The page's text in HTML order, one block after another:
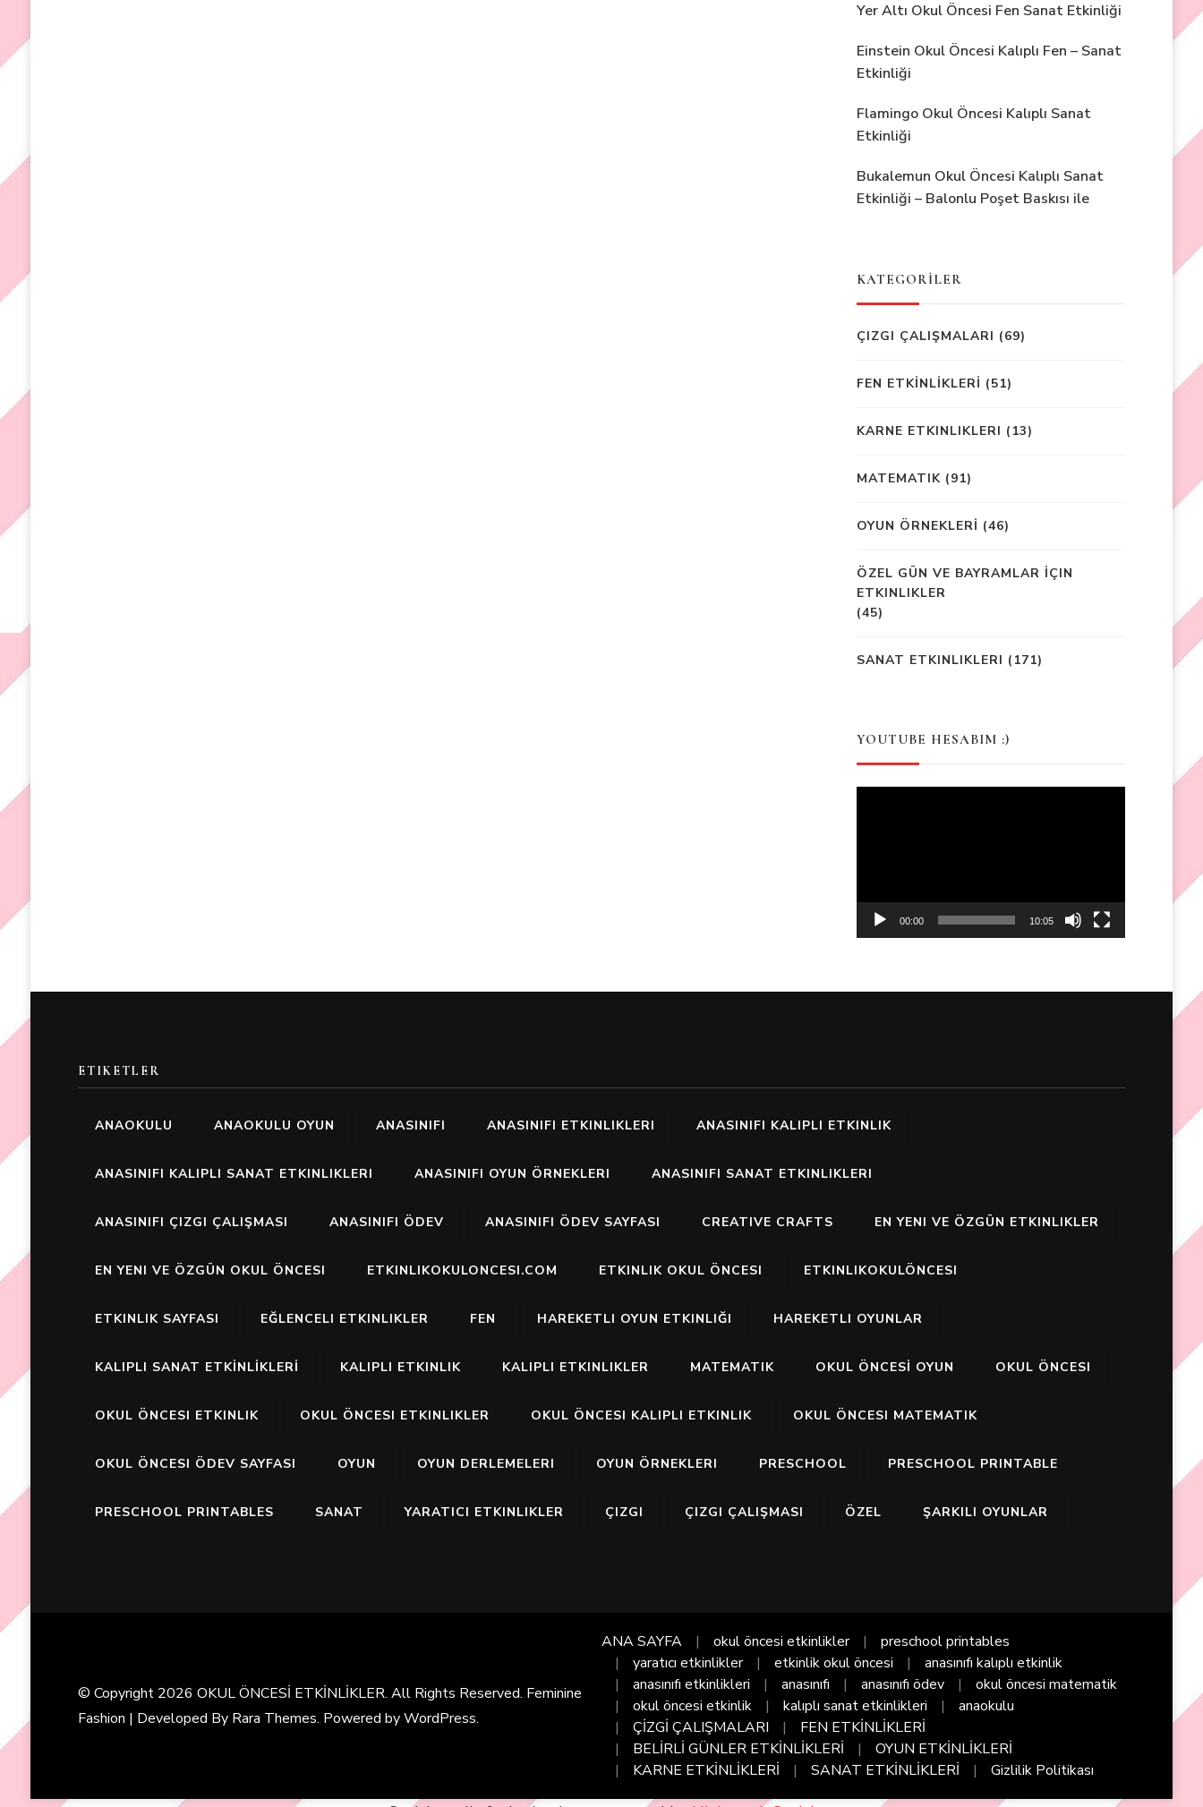
Yer Altı Okul Öncesi Fen Sanat Etkinliği
Einstein Okul Öncesi Kalıplı Fen – Sanat
Etkinliği
Flamingo Okul Öncesi Kalıplı Sanat
Etkinliği
Bukalemun Okul Öncesi Kalıplı Sanat
Etkinliği – Balonlu Poşet Baskısı ile
KATEGORİLER
ÇIZGI ÇALIŞMALARI (69)
FEN ETKİNLİKLERİ (51)
KARNE ETKINLIKLERI (13)
MATEMATIK(91)
OYUN ÖRNEKLERİ (46)
ÖZEL GÜN VE BAYRAMLAR İÇIN
ETKINLIKLER
(45)
SANAT ETKINLIKLERI (171)
YOUTUBE HESABIM :)
00:00 10:05
ETIKETLER
ANAOKULU ANAOKULU OYUN ANASINIFI ANASINIFI ETKINLIKLERI ANASINIFI KALIPLI ETKINLIK
ANASINIFI KALIPLI SANAT ETKINLIKLERI ANASINIFI OYUN ÖRNEKLERI ANASINIFI SANAT ETKINLIKLERI
ANASINIFI ÇIZGI ÇALIŞMASI ANASINIFI ÖDEV ANASINIFI ÖDEV SAYFASI CREATIVE CRAFTS EN YENI VE ÖZGÜN ETKINLIKLER
EN YENI VE ÖZGÜN OKUL ÖNCESI ETKINLIKOKULONCESI.COM ETKINLIK OKUL ÖNCESI ETKINLIKOKULÖNCESI
ETKINLIK SAYFASI EĞLENCELI ETKINLIKLER FEN HAREKETLI OYUN ETKINLIĞI HAREKETLI OYUNLAR
KALIPLI SANAT ETKİNLİKLERİ KALIPLI ETKINLIK KALIPLI ETKINLIKLER MATEMATIK OKUL ÖNCESİ OYUN OKUL ÖNCESI
OKUL ÖNCESI ETKINLIK OKUL ÖNCESI ETKINLIKLER OKUL ÖNCESI KALIPLI ETKINLIK OKUL ÖNCESI MATEMATIK
OKUL ÖNCESI ÖDEV SAYFASI OYUN OYUN DERLEMELERI OYUN ÖRNEKLERI PRESCHOOL PRESCHOOL PRINTABLE
PRESCHOOL PRINTABLES SANAT YARATICI ETKINLIKLER ÇIZGI ÇIZGI ÇALIŞMASI ÖZEL ŞARKILI OYUNLAR
© Copyright 2026 OKUL ÖNCESİ ETKİNLİKLER. All Rights Reserved. Feminine
Fashion | Developed By Rara Themes. Powered byWordPress.
ANA SAYFA okul öncesi etkinlikler
preschool printables
yaratıcı etkinlikler
etkinlik okul öncesi
anasınıfı kalıplı etkinlik
anasınıfı etkinlikleri
anasınıfı anasınıfı ödev
okul öncesi matematik
okul öncesi etkinlik
kalıplı sanat etkinlikleri
anaokulu
ÇİZGİ ÇALIŞMALARI
FEN ETKİNLİKLERİ
BELİRLİ GÜNLER ETKİNLİKLERİ
OYUN ETKİNLİKLERİ
KARNE ETKİNLİKLERİ
SANAT ETKİNLİKLERİ Gizlilik Politikası